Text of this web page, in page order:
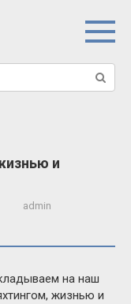
и
admin
на наш
жизнью и